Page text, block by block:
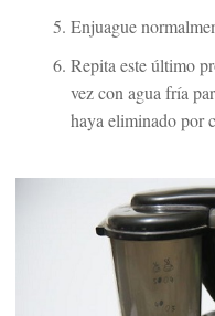
Enjuague
Repita este último
vez con agua fría
haya eliminado por